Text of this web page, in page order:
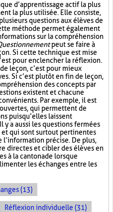
d’apprentissage actif la plus
la plus utilisée. Elle consiste,
questions aux élèves de
méthode permet également
sur la compréhension
peut se faire à
Si cette technique est mise
pour enclencher la réflexion.
leçon, c’est pour mieux
Si c’est plutôt en fin de leçon,
des concepts par
existent et chacune
Par exemple, il est
qui permettent de
puisqu’elles laissent
y a aussi les questions fermées
et qui sont surtout pertinentes
précise. De plus,
directes et cibler des élèves en
à la cantonade lorsque
les échanges entre les
(13)
Réflexion individuelle (31)